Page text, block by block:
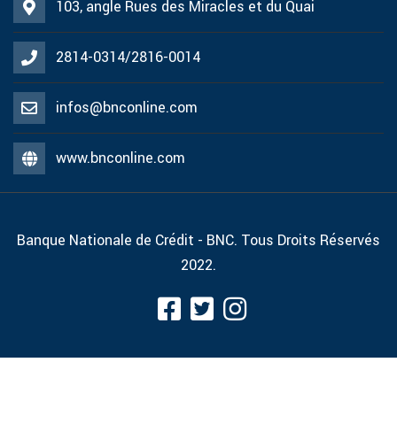
103, angle Rues des Miracles et du Quai
2814-0314/2816-0014
infos@bnconline.com
www.bnconline.com
Banque Nationale de Crédit - BNC. Tous Droits Réservés
2022.